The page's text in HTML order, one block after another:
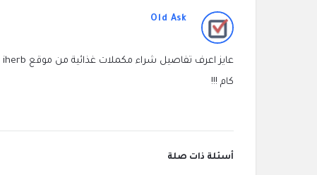
وجواب
الاحدث
أسئلة
Old Ask
كام !!!
‫أسئلة ذات صلة